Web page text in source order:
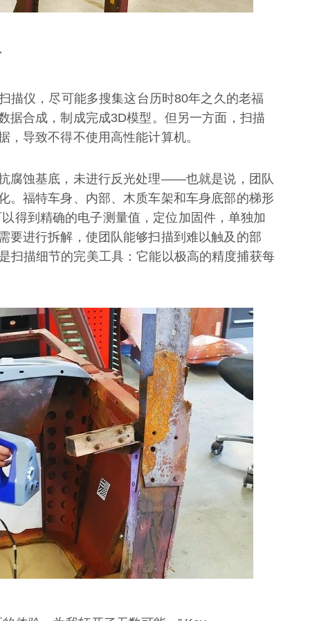
描仪，尽可能多搜集这台历时80年之久的老福
据合成，制成完成3D模型。但另一方面，扫描
导致不得不使用高性能计算机。
腐蚀基底，未进行反光处理——也就是说，团队
。福特车身、内部、木质车架和车身底部的梯形
得到精确的电子测量值，定位加固件，单独加
要进行拆解，使团队能够扫描到难以触及的部
扫描细节的完美工具：它能以极高的精度捕获每